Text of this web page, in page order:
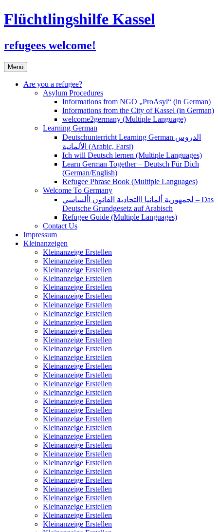
Flüchtlingshilfe Kassel
refugees welcome!
Menü Zum
Inhalt
springen
Are you a refugee?
Asylum Procedures
Informations from NGO „ProAsyl“ (in German)
Informations from the City of Kassel (in German)
welcome2germany (Multiple Language)
Learning German
Deutschunterricht Learning German الدروس
الألمانية (Arabic, Farsi)
Ich will Deutsch lernen (Multiple Languages)
Learn German Together – Deutsch Für Dich
(German/English)
Refugee Phrase Book (Multiple Languages)
Welcome To Germany
لجمهورية ألمانيا االتحادية القانون األساسي – Das
Deutsche Grundgesetz auf Arabisch
Refugee Guide (Multiple Languages)
Contact Us
Impressum
Kleinanzeigen
Kleinanzeige Erstellen
Kleinanzeige Erstellen
Kleinanzeige Erstellen
Kleinanzeige Erstellen
Kleinanzeige Erstellen
Kleinanzeige Erstellen
Kleinanzeige Erstellen
Kleinanzeige Erstellen
Kleinanzeige Erstellen
Kleinanzeige Erstellen
Kleinanzeige Erstellen
Kleinanzeige Erstellen
Kleinanzeige Erstellen
Kleinanzeige Erstellen
Kleinanzeige Erstellen
Kleinanzeige Erstellen
Kleinanzeige Erstellen
Kleinanzeige Erstellen
Kleinanzeige Erstellen
Kleinanzeige Erstellen
Kleinanzeige Erstellen
Kleinanzeige Erstellen
Kleinanzeige Erstellen
Kleinanzeige Erstellen
Kleinanzeige Erstellen
Kleinanzeige Erstellen
Kleinanzeige Erstellen
Kleinanzeige Erstellen
Kleinanzeige Erstellen
Kleinanzeige Erstellen
Kleinanzeige Erstellen
Kleinanzeige Erstellen